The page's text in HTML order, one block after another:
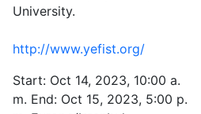
University.
http://www.yefist.org/
Start: Oct 14, 2023, 10:00 a.
m. End: Oct 15, 2023, 5:00 p.